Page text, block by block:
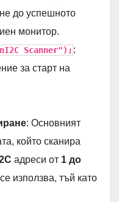
до успешното
монитор.
Scanner"); :
за старт на
: Основният
който сканира
адреси от 1 до
използва, тъй като